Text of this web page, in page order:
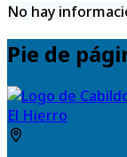
No hay
Pie de
El Hierro